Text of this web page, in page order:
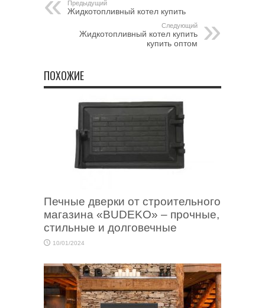
Предыдущий
Жидкотопливный котел купить
Следующий
Жидкотопливный котел купить
купить оптом
ПОХОЖИЕ
Печные дверки от строительного
магазина «BUDEKO» – прочные,
стильные и долговечные
10/01/2024